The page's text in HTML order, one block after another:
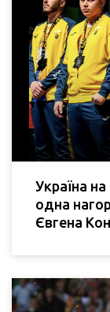
Україна на
одна
Євгена